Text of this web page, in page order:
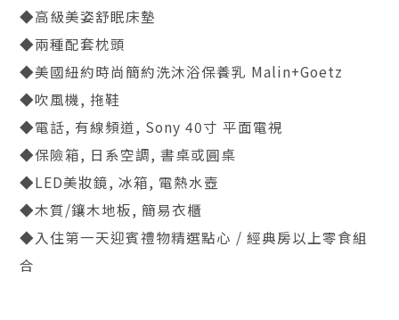
◆高級美姿舒眠床墊
◆兩種配套枕頭
◆美國紐約時尚簡約洗沐浴保養乳 Malin+Goetz
◆吹風機, 拖鞋
◆電話, 有線頻道, Sony 40寸 平面電視
◆保險箱, 日系空調, 書桌或圓桌
◆LED美妝鏡, 冰箱, 電熱水壺
◆木質/鑲木地板, 簡易衣櫃
◆入住第一天迎賓禮物精選點心 / 經典房以上零食組
合